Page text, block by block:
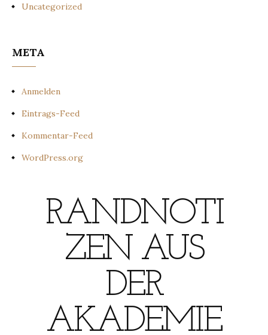
Uncategorized
META
Anmelden
Eintrags-Feed
Kommentar-Feed
WordPress.org
RANDNOTI
ZEN AUS
DER
AKADEMIE